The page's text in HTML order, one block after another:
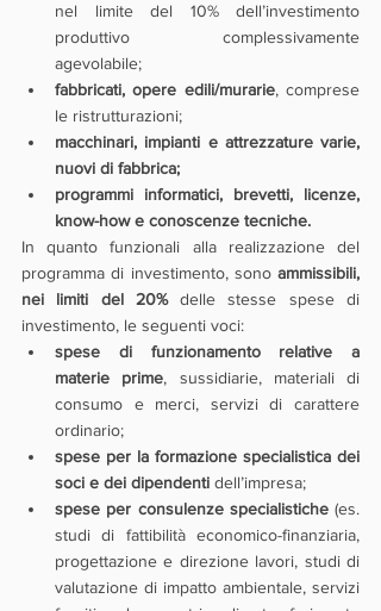
nel limite del 10% dell’investimento
produttivo complessivamente
agevolabile;
fabbricati, opere edili/murarie, comprese
le ristrutturazioni;
macchinari, impianti e attrezzature varie,
nuovi di fabbrica;
programmi informatici, brevetti, licenze,
know-how e conoscenze tecniche.
In quanto funzionali alla realizzazione del
programma di investimento, sono ammissibili,
nei limiti del 20% delle stesse spese di
investimento, le seguenti voci:
spese di funzionamento relative a
materie prime, sussidiarie, materiali di
consumo e merci, servizi di carattere
ordinario;
spese per la formazione specialistica dei
soci e dei dipendenti dell’impresa;
spese per consulenze specialistiche (es.
studi di fattibilità economico-finanziaria,
progettazione e direzione lavori, studi di
valutazione di impatto ambientale, servizi